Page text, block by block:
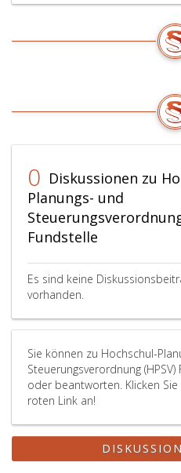
0 Diskussionen zu
Planungs- und
Fundstelle
Es sind keine
vorhanden.
Sie können zu Hochschul-
Steuerungsverordnung
oder beantworten. Klicken
roten Link an!